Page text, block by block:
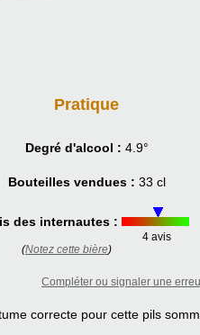
Pratique
Degré d'alcool : 4.9°
Bouteilles vendues : 33 cl
des internautes :
4 avis
(Notez cette bière)
Compléter ou signaler une
correcte pour cette pils